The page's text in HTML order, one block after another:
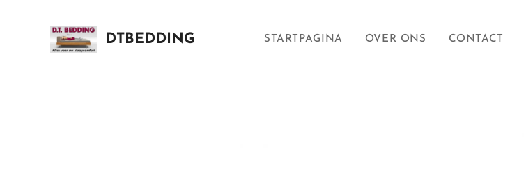
DTBEDDING STARTPAGINA OVER ONS CONTACT